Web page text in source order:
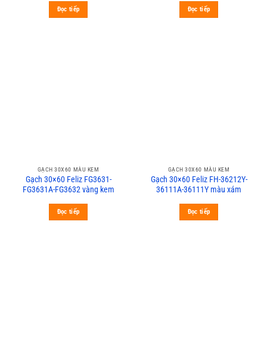
Đọc tiếp Đọc tiếp
GẠCH 30X60 MÀU KEM
Gạch 30×60 Feliz FG3631-
FG3631A-FG3632 vàng kem
Đọc tiếp
GẠCH 30X60 MÀU KEM
Gạch 30×60 Feliz FH-36212Y-
36111A-36111Y màu xám
Đọc tiếp